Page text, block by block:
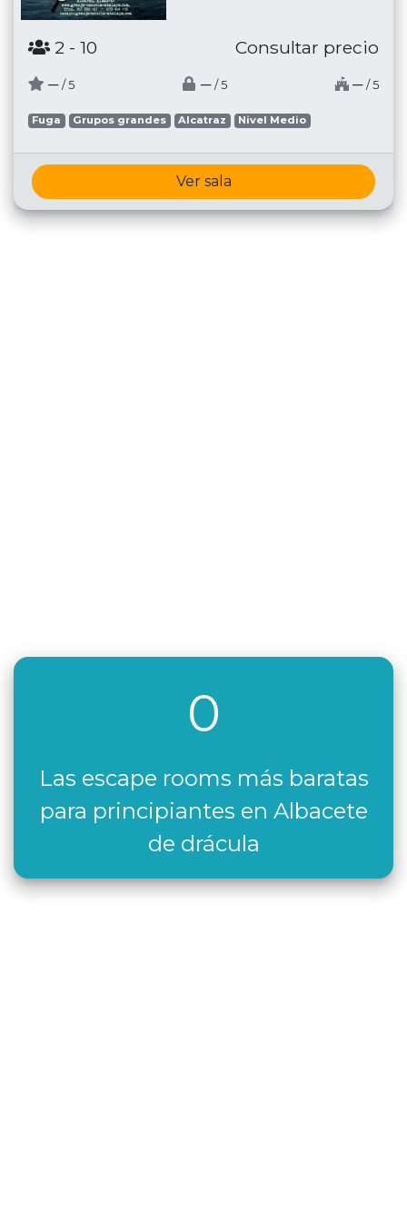
2 - 10 Consultar precio
─ / 5 ─ / 5 ─ / 5
Fuga Grupos grandes Alcatraz Nivel Medio
Ver sala
0
Las escape rooms más baratas
para principiantes en Albacete
de drácula